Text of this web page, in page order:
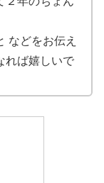
などをお伝え
れば嬉しいで